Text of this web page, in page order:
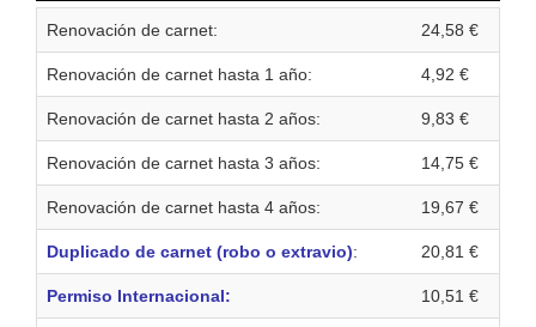
Renovación de carnet: 24,58 €
Renovación de carnet hasta 1 año: 4,92 €
Renovación de carnet hasta 2 años: 9,83 €
Renovación de carnet hasta 3 años: 14,75 €
Renovación de carnet hasta 4 años: 19,67 €
Duplicado de carnet (robo o extravio): 20,81 €
Permiso Internacional: 10,51 €